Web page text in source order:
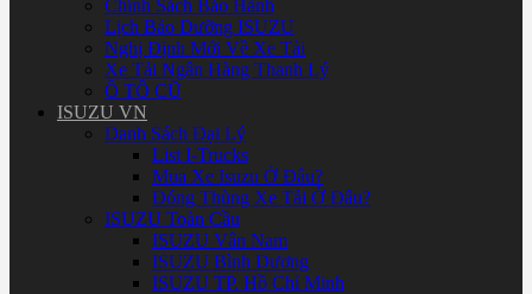
Chính Sách Bảo Hành
Lịch Bảo Dưỡng ISUZU
Nghị Định Mới Về Xe Tải
Xe Tải Ngân Hàng Thanh Lý
Ô TÔ CŨ
ISUZU VN
Danh Sách Đại Lý
List I-Trucks
Mua Xe Isuzu Ở Đâu?
Đóng Thùng Xe Tải Ở Đâu?
ISUZU Toàn Cầu
ISUZU Vân Nam
ISUZU Bình Dương
ISUZU TP. Hồ Chí Minh